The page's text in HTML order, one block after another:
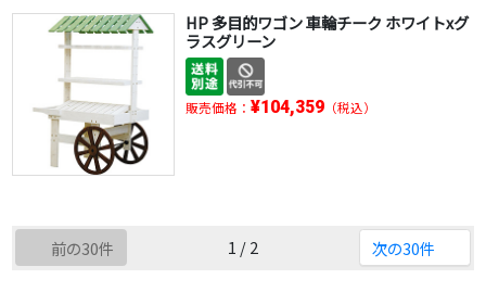
HP 多目的ワゴン 車輪チーク ホワイトxグ
ラスグリーン
販売価格： ¥104,359（税込）
前の30件 1 / 2 次の30件